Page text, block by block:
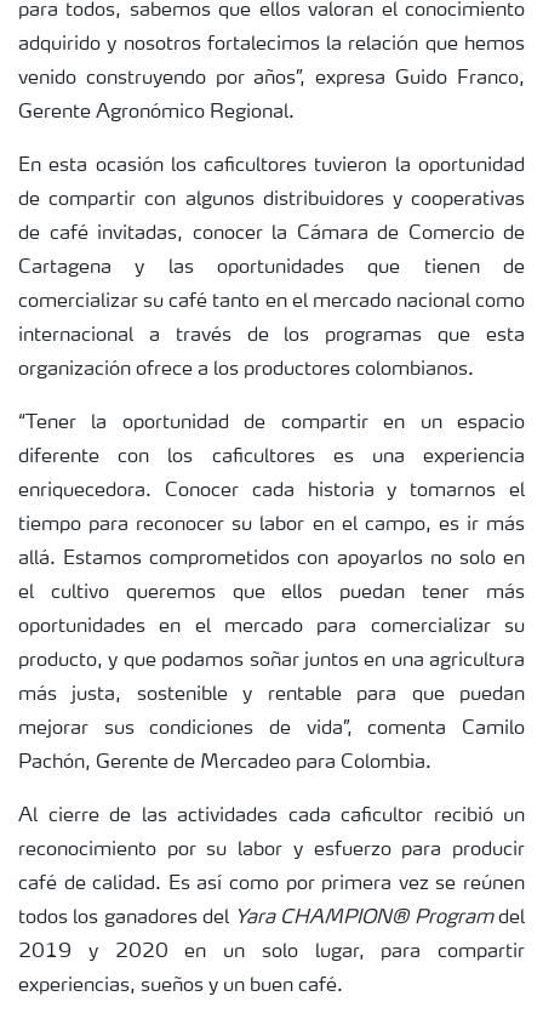
para todos, sabemos que ellos valoran el conocimiento
adquirido y nosotros fortalecimos la relación que hemos
venido construyendo por años”, expresa Guido Franco,
Gerente Agronómico Regional.
En esta ocasión los caficultores tuvieron la oportunidad
de compartir con algunos distribuidores y cooperativas
de café invitadas, conocer la Cámara de Comercio de
Cartagena y las oportunidades que tienen de
comercializar su café tanto en el mercado nacional como
internacional a través de los programas que esta
organización ofrece a los productores colombianos.
“Tener la oportunidad de compartir en un espacio
diferente con los caficultores es una experiencia
enriquecedora. Conocer cada historia y tomarnos el
tiempo para reconocer su labor en el campo, es ir más
allá. Estamos comprometidos con apoyarlos no solo en
el cultivo queremos que ellos puedan tener más
oportunidades en el mercado para comercializar su
producto, y que podamos soñar juntos en una agricultura
más justa, sostenible y rentable para que puedan
mejorar sus condiciones de vida”, comenta Camilo
Pachón, Gerente de Mercadeo para Colombia.
Al cierre de las actividades cada caficultor recibió un
reconocimiento por su labor y esfuerzo para producir
café de calidad. Es así como por primera vez se reúnen
todos los ganadores del Yara CHAMPION® Programdel
2019 y 2020 en un solo lugar, para compartir
experiencias, sueños y un buen café.